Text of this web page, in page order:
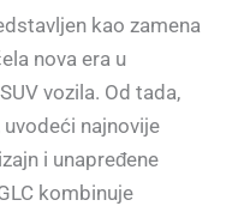
kao zamena
nova era u
vozila. Od tada,
uvodeći najnovije
i unapređene
kombinuje